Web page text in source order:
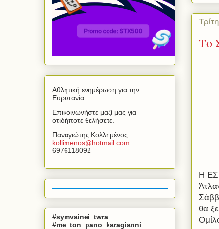
Το
Η
θα
Αθλητική ενημέρωση για την
Ευρυτανία.
Επικοινωνήστε μαζί μας για
οτιδήποτε θελήσετε.
Παναγιώτης Κολλημένος
kollimenos@hotmail com
6976118092
#symvainei_twra
#me_ton_pano_karagianni